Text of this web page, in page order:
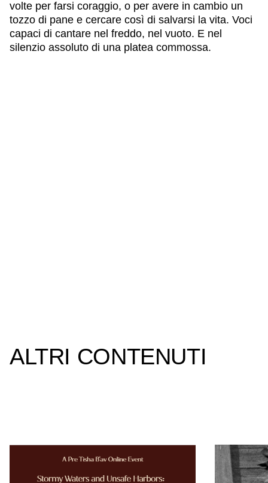
volte per farsi coraggio, o per avere in cambio un
tozzo di pane e cercare così di salvarsi la vita. Voci
capaci di cantare nel freddo, nel vuoto. E nel
silenzio assoluto di una platea commossa.
ALTRI CONTENUTI